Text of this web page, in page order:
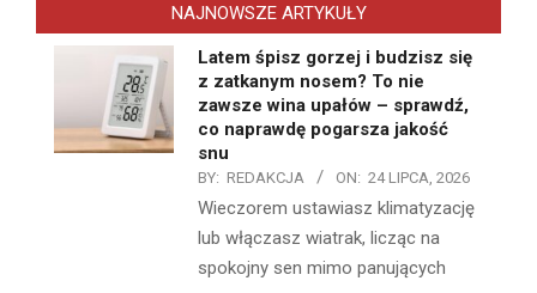
NAJNOWSZE ARTYKUŁY
Latem śpisz gorzej i budzisz się
z zatkanym nosem? To nie
zawsze wina upałów – sprawdź,
co naprawdę pogarsza jakość
snu
BY: REDAKCJA ON: 24 LIPCA, 2026
Wieczorem ustawiasz klimatyzację
lub włączasz wiatrak, licząc na
spokojny sen mimo panujących